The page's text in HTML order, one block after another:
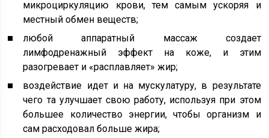
микроциркуляцию крови, тем самым ускоряя и
местный обмен веществ;
любой аппаратный массаж создает
лимфодренажный эффект на коже, и этим
разогревает и «расплавляет» жир;
воздействие идет и на мускулатуру, в результате
чего та улучшает свою работу, используя при этом
большее количество энергии, чтобы организм и
сам расходовал больше жира;